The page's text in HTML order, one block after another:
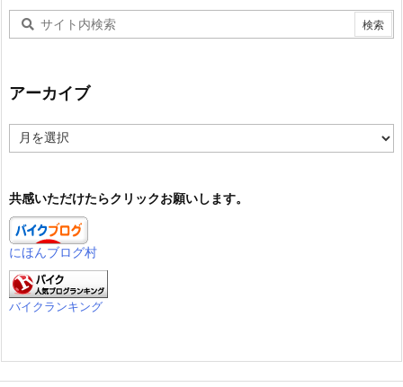
アーカイブ
ー
ブ
共感いただけたらクリックお願いします。
にほんブログ村
バイクランキング